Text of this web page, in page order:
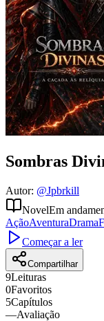
Sombras
Autor: @Jpbrkill
NovelEm
AçãoAventuraDrama
Começar a ler
Compartilhar
9Leituras
0Favoritos
5Capítulos
—Avaliação